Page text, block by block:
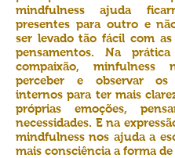
mindfulness ajuda
presentes para outro e
ser levado tão fácil com as
pensamentos. Na
compaixão, minfulness
perceber e observar os
internos para ter mais
próprias emoções,
necessidades. E na
mindfulness nos ajuda a
mais consciência a forma de